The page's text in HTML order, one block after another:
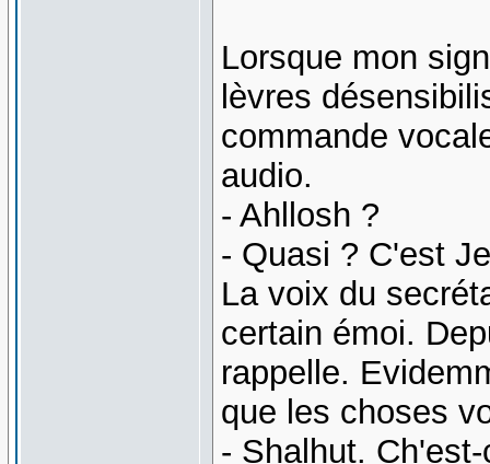
Lorsque mon
lèvres
commande
audio.
- Ahllosh ?
- Quasi ? C'est
La voix du
certain émoi.
rappelle.
que les choses
- Shalhut.